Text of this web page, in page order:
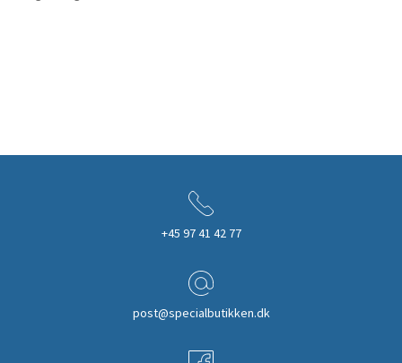
+45 97 41 42 77
post@specialbutikken.dk